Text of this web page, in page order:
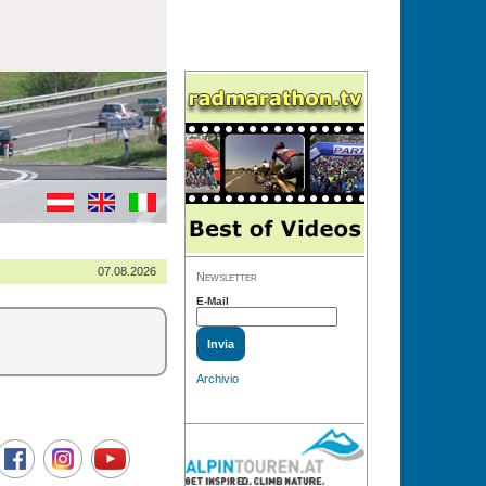
07.08.2026 Newsletter
E-Mail
Archivio